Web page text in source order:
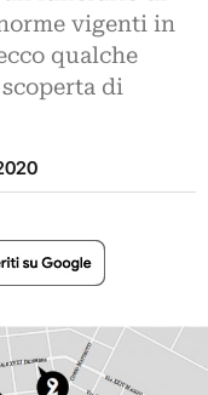
vigenti in
qualche
di